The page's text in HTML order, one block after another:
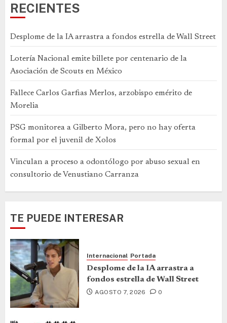
RECIENTES
Desplome de la IA arrastra a fondos estrella de Wall Street
Lotería Nacional emite billete por centenario de la
Asociación de Scouts en México
Fallece Carlos Garfias Merlos, arzobispo emérito de
Morelia
PSG monitorea a Gilberto Mora, pero no hay oferta
formal por el juvenil de Xolos
Vinculan a proceso a odontólogo por abuso sexual en
consultorio de Venustiano Carranza
TE PUEDE INTERESAR
Internacional Portada
Desplome de la IA arrastra a
fondos estrella de Wall Street
AGOSTO 7, 2026 0